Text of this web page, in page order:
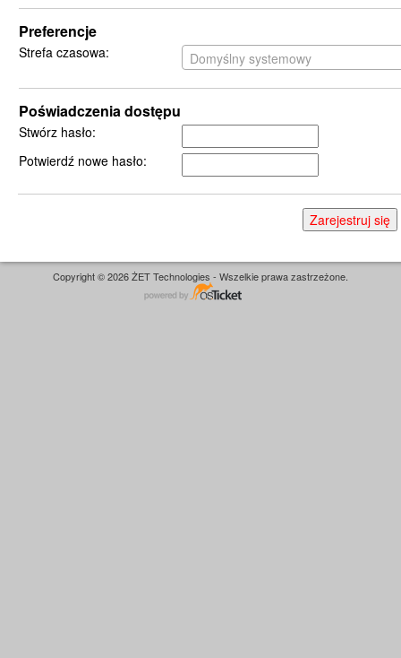
Preferencje
Strefa czasowa: Domyślny systemowy
Poświadczenia dostępu
Stwórz hasło:
Potwierdź nowe hasło:
Copyright © 2026 ŻET Technologies - Wszelkie prawa zastrzeżone.